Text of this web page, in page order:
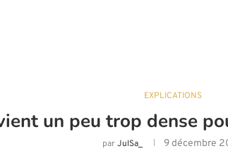
EXPLICATIONS
un peu trop dense
parJulSa_ 9 décembre